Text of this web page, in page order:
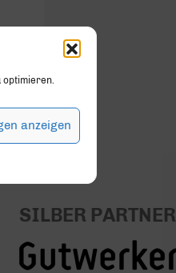
anzeigen
SILBER PARTNER